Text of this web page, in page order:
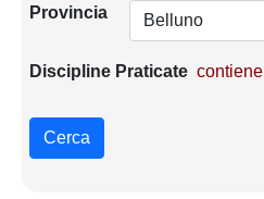
Provincia Belluno
Discipline Praticate contiene
Cerca